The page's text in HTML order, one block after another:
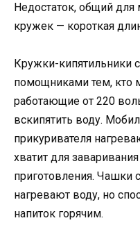
Недостаток, общий
кружек — короткая
Кружки-кипятильники
помощниками тем, кто
работающие от 220
вскипятить воду.
прикуривателя
хватит для
приготовления. Чашки
нагревают воду, но
напиток горячим.